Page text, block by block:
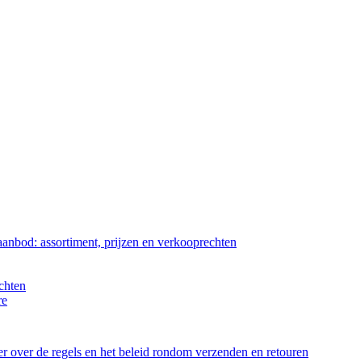
assortiment, prijzen en verkooprechten
over de regels en het beleid rondom verzenden en retouren